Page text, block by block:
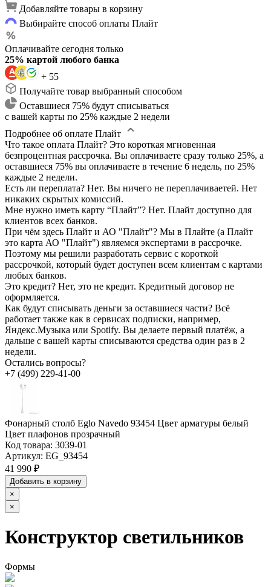
Добавляйте товары в корзину
Выбирайте способ оплаты Плайт
Оплачивайте сегодня только
25% картой любого банка
+ 55
Получайте товар выбранный способом
Оставшиеся 75% будут списываться
с вашей карты по 25% каждые 2 недели
Подробнее об оплате Плайт
Что такое оплата Плайт? Это короткая мгновенная
безпроцентная рассрочка. Вы оплачиваете сразу только 25%, а
оставшиеся 75% вы оплачиваете в течение 6 недель, по 25%
каждые 2 недели.
Есть ли переплата? Нет. Вы ничего не переплачиваетей. Нет
никаких скрытых комиссий.
Мне нужно иметь карту “Плайт”? Нет. Плайт доступно для
клиентов всех банков.
При чём здесь Плайт и АО "Плайт"? Мы в Плайте (а Плайт
это карта АО "Плайт") являемся экспертами в рассрочке.
Поэтому мы решили разработать сервис с короткой
рассрочкой, который будет доступен всем клиентам с картами
любых банков.
Это кредит? Нет, это не кредит. Кредитный договор не
оформляется.
Как будут списывать деньги за оставшиеся части? Всё
работает также как в сервисах подписки, например,
Яндекс.Музыка или Spotify. Вы делаете первый платёж, а
дальше с вашей карты списываются средства один раз в 2
недели.
Остались вопросы?
+7 (499) 229-41-00
Фонарный столб Eglo Navedo 93454 Цвет арматуры белый
Цвет плафонов прозрачный
Код товара: 3039-01
Артикул: EG_93454
41 990 ₽
Добавить в корзину
×
×
Конструктор светильников
Формы